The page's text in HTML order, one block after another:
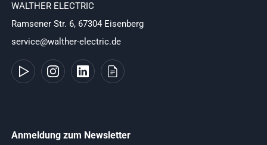
WALTHER ELECTRIC
Ramsener Str. 6, 67304 Eisenberg
service@walther-electric.de
Anmeldung zum Newsletter